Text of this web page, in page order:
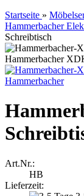
Startseite »
Hammerbacher
Schreibtisch
Hammerbacher
Hammerbacher
Art.Nr.:
HB
Lieferzeit: